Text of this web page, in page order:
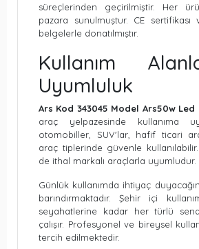
süreçlerinden geçirilmiştir. Her
pazara sunulmuştur. CE
belgelerle donatılmıştır.
Kullanım
Uyumluluk
Ars Kod 343045 Model Ars50w
araç yelpazesinde kullanıma
otomobiller, SUV'lar, hafif ticari
araç tiplerinde güvenle
de ithal markalı araçlarla uyumludur.
Günlük kullanımda ihtiyaç
barındırmaktadır. Şehir içi
seyahatlerine kadar her türlü
çalışır. Profesyonel ve bireysel
tercih edilmektedir.